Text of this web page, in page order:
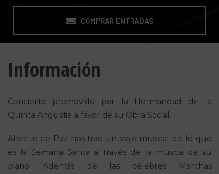
COMPRAR ENTRADAS
Información
Concierto promovido por la Hermandad de la
Quinta Angustia a favor de su Obra Social.
Alberto de Paz nos trae un viaje musical de lo que
es la Semana Santa a través de la música de su
piano. Además de las célebres Marchas